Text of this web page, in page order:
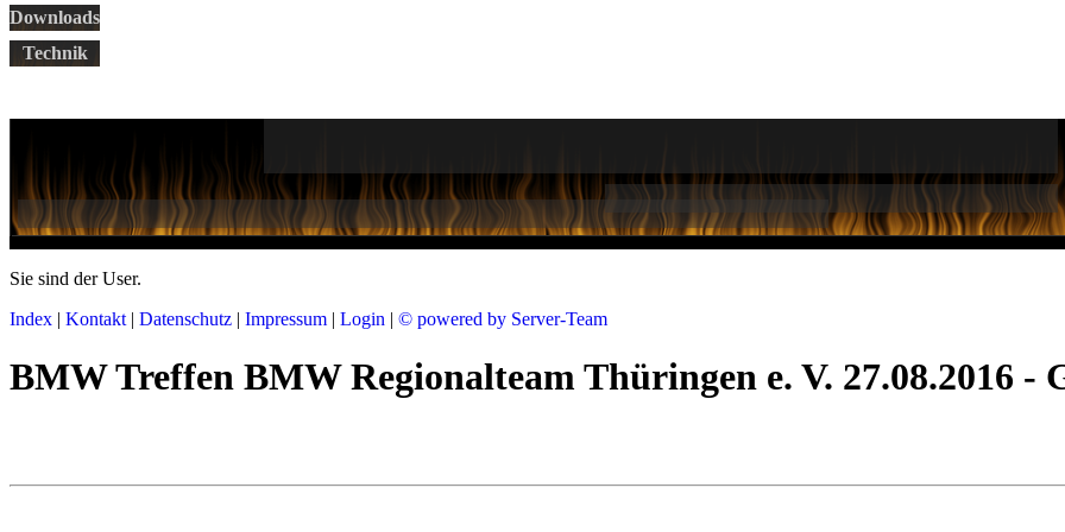
Downloads
Technik
Sie sind derUser.
Index | Kontakt | Datenschutz | Impressum | Login | © powered by Server-Team
BMW Treffen BMW Regionalteam Thüringen e. V. 27.08.2016 -